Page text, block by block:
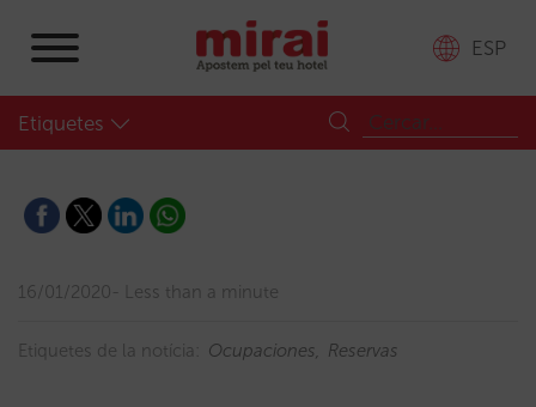
ESP
Etiquetes
16/01/2020 Less than a minute
Etiquetes de la notícia: Ocupaciones Reservas